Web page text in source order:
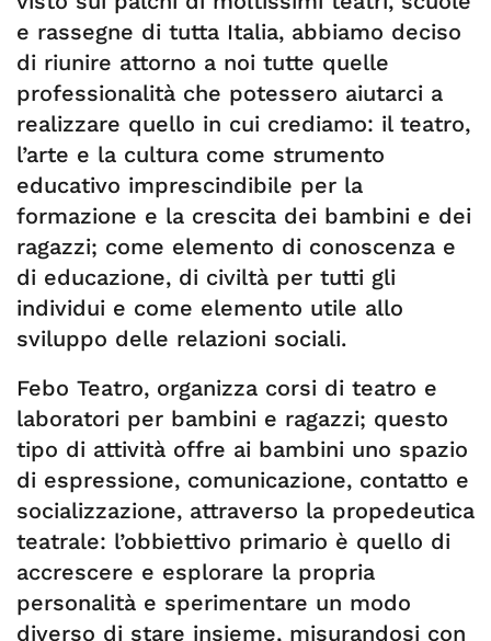
e rassegne di tutta Italia, abbiamo deciso
di riunire attorno a noi tutte quelle
professionalità che potessero aiutarci a
realizzare quello in cui crediamo: il teatro,
l’arte e la cultura come strumento
educativo imprescindibile per la
formazione e la crescita dei bambini e dei
ragazzi; come elemento di conoscenza e
di educazione, di civiltà per tutti gli
individui e come elemento utile allo
sviluppo delle relazioni sociali.
Febo Teatro, organizza corsi di teatro e
laboratori per bambini e ragazzi; questo
tipo di attività offre ai bambini uno spazio
di espressione, comunicazione, contatto e
socializzazione, attraverso la propedeutica
teatrale: l’obbiettivo primario è quello di
accrescere e esplorare la propria
personalità e sperimentare un modo
diverso di stare insieme, misurandosi con